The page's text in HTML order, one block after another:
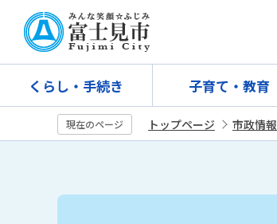
先
くらし・手続き 子育て・教育
現在のページ トップページ 市政情報